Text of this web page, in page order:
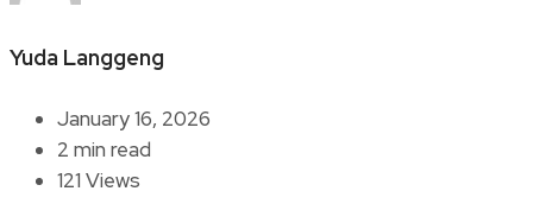
Yuda Langgeng
January 16, 2026
2 min read
121 Views